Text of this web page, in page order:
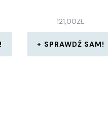
121,00ZŁ
SPRAWDŹ SAM!